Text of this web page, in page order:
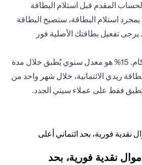
المقدم قبل استلام البطاقة
بمجرد استلام البطاقة، ستصبح البطاقة
تفعيل بطاقتك الأصلية فور
**تطبق الشروط والأحكام. 15% هو معدل سنوي يُطبق خلال مدة
ريدي الائتمانية، خلال شهر واحد من
يُطبق فقط على عملاء سيتي الجدد.
نقدية فورية، بحد